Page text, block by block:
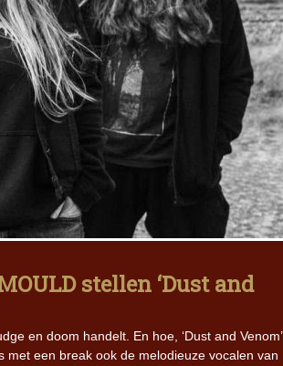
stellen ‘Dust and
en doom handelt. En hoe, ‘Dust and Venom’
een break ook de melodieuze vocalen van